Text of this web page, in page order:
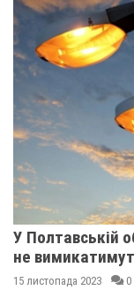
У Полтавській
не
15 листопада 2023 0